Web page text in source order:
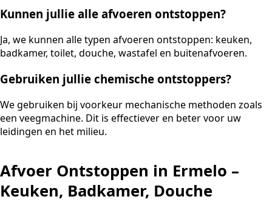
Kunnen jullie alle afvoeren ontstoppen?
Ja, we kunnen alle typen afvoeren ontstoppen: keuken,
badkamer, toilet, douche, wastafel en buitenafvoeren.
Gebruiken jullie chemische ontstoppers?
We gebruiken bij voorkeur mechanische methoden zoals
een veegmachine. Dit is effectiever en beter voor uw
leidingen en het milieu.
Afvoer Ontstoppen in Ermelo –
Keuken, Badkamer, Douche